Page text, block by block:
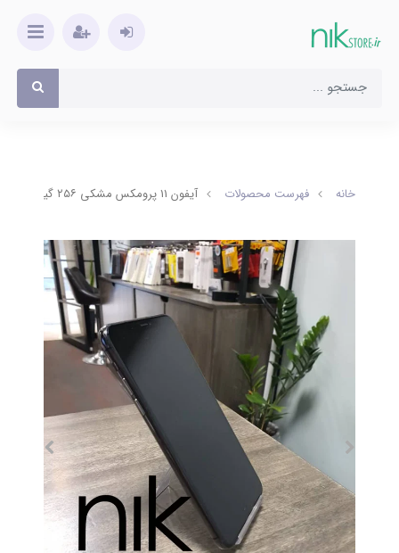
خانه فهرست محصولات آیفون 11 پرومکس مشکی ۲۵۶ گیگ